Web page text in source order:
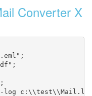
Converter X
-log